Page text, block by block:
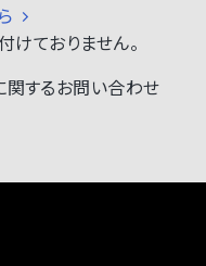
ておりません。
するお問い合わせ